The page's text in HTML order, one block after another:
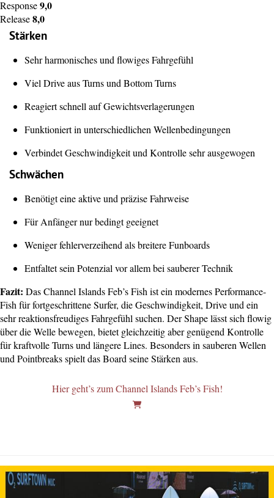
Response9,0
Release8,0
Stärken
Sehr harmonisches und flowiges Fahrgefühl
Viel Drive aus Turns und Bottom Turns
Reagiert schnell auf Gewichtsverlagerungen
Funktioniert in unterschiedlichen Wellenbedingungen
Verbindet Geschwindigkeit und Kontrolle sehr ausgewogen
Schwächen
Benötigt eine aktive und präzise Fahrweise
Für Anfänger nur bedingt geeignet
Weniger fehlerverzeihend als breitere Funboards
Entfaltet sein Potenzial vor allem bei sauberer Technik
Fazit: Das Channel Islands Feb’s Fish ist ein modernes Performance-
Fish für fortgeschrittene Surfer, die Geschwindigkeit, Drive und ein
sehr reaktionsfreudiges Fahrgefühl suchen. Der Shape lässt sich flowig
über die Welle bewegen, bietet gleichzeitig aber genügend Kontrolle
für kraftvolle Turns und längere Lines. Besonders in sauberen Wellen
und Pointbreaks spielt das Board seine Stärken aus.
Hier geht’s zum Channel Islands Feb’s Fish!